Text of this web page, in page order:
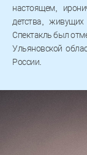
настоящем,
детства,
Спектакль был
Ульяновской
России.